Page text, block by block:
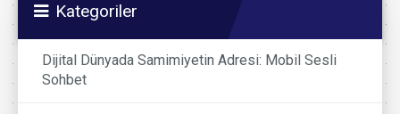
Kategoriler
Dijital Dünyada Samimiyetin Adresi: Mobil Sesli
Sohbet